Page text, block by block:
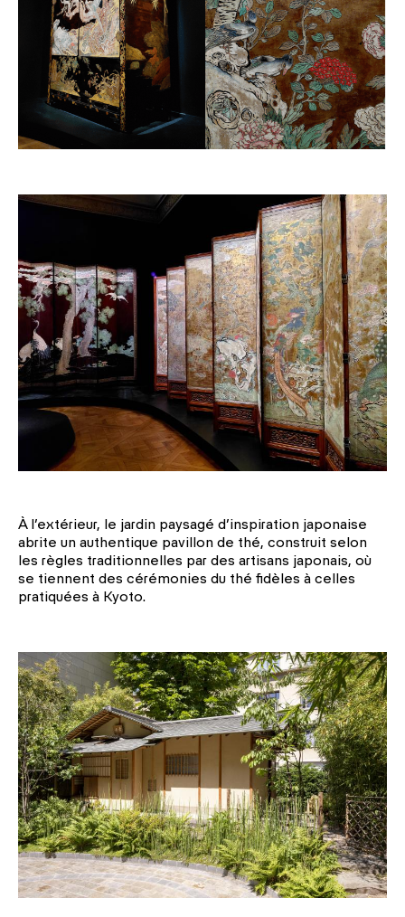
À l’extérieur, le jardin paysagé d’inspiration japonaise
abrite un authentique pavillon de thé, construit selon
les règles traditionnelles par des artisans japonais, où
se tiennent des cérémonies du thé fidèles à celles
pratiquées à Kyoto.